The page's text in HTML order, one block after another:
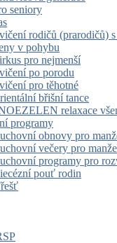
seniory
rodičů (prarodičů)
v pohybu
pro nejmenší
po porodu
pro těhotné
břišní tance
relaxace
programy
obnovy pro
večery pro
programy pro
pouť rodin